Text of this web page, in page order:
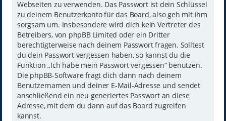
Webseiten zu verwenden. Das Passwort ist dein Schlüssel
zu deinem Benutzerkonto für das Board, also geh mit ihm
sorgsam um. Insbesondere wird dich kein Vertreter des
Betreibers, von phpBB Limited oder ein Dritter
berechtigterweise nach deinem Passwort fragen. Solltest
du dein Passwort vergessen haben, so kannst du die
Funktion „Ich habe mein Passwort vergessen“ benutzen.
Die phpBB-Software fragt dich dann nach deinem
Benutzernamen und deiner E-Mail-Adresse und sendet
anschließend ein neu generiertes Passwort an diese
Adresse, mit dem du dann auf das Board zugreifen
kannst.